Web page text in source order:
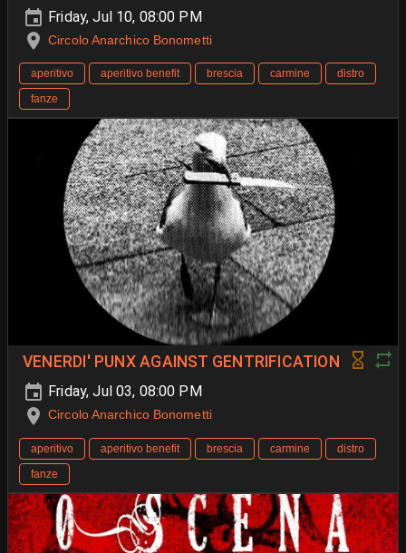
Friday, Jul 10, 08:00 PM
Circolo Anarchico Bonometti
aperitivo aperitivo benefit brescia carmine
distro
fanze
VENERDI' PUNX AGAINST GENTRIFICATION
Friday, Jul 03, 08:00 PM
Circolo Anarchico Bonometti
aperitivo aperitivo benefit brescia carmine
distro
fanze